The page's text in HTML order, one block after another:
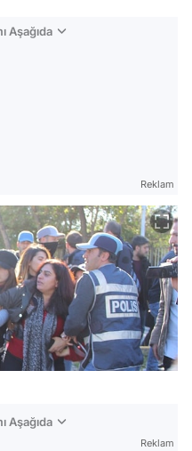
Aşağıda
Reklam
Aşağıda
Reklam